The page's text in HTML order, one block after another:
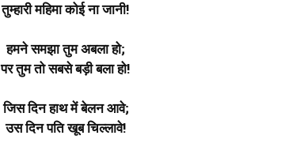
तुम्हारी महिमा कोई ना जानी!
हमने समझा तुम अबला हो;
पर तुम तो सबसे बड़ी बला हो!
जिस दिन हाथ में बेलन आवे;
उस दिन पति खूब चिल्लावे!